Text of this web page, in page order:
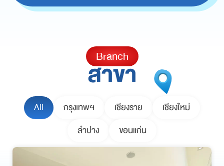
Branch
สาขา
All กรุงเทพฯ เชียงราย
เชียงใหม่
ลำปาง
ขอนแก่น